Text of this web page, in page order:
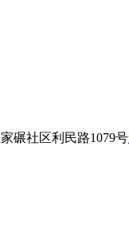
碾社区利民路1079号